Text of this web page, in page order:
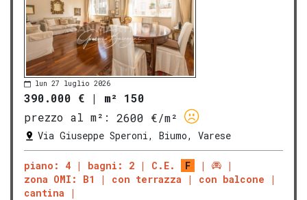
lun 27 luglio 2026
390.000 € | m² 150
prezzo al m²:
2600 €/m²
Via Giuseppe Speroni, Biumo, Varese
piano: 4 bagni: 2 C.E.
F
zona OMI: B1
con terrazza
con balcone
cantina